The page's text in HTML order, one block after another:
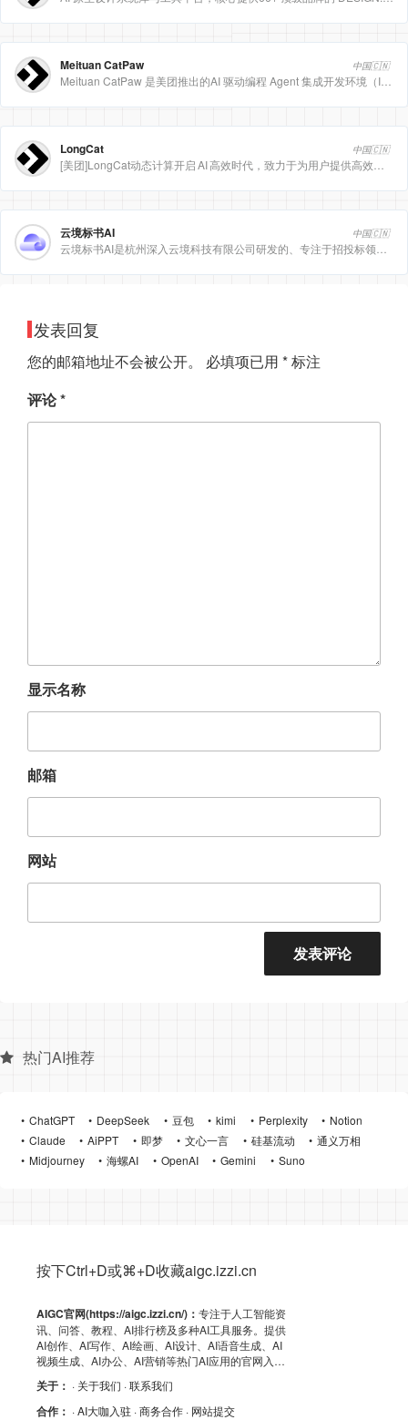
Meituan CatPaw 中国🇨🇳
LongCat 中国🇨🇳
云境标书AI 中国🇨🇳
发表回复
您的邮箱地址不会被公开。 必填项已用 *标注
评论*
显示名称
邮箱
网站
热门AI推荐
ChatGPT DeepSeek 豆包 kimi Perplexity
Notion
Claude
AiPPT 即梦 文心一言 硅基流动
通义万相
Midjourney
海螺AI OpenAI Gemini Suno
按下Ctrl+D或⌘+D收藏aigc.izzi.cn
AIGC官网(https://aigc.izzi.cn/)： 专注于人工智能资
讯、问答、教程、AI排行榜及多种AI工具服务。提供
AI创作、AI写作、AI绘画、AI设计、AI语音生成、AI
视频生成、AI办公、AI营销等热门AI应用的官网入
API导航，助力高效AI体验！
关于： · 关于我们 · 联系我们
合作： · AI大咖入驻 · 商务合作 · 网站提交